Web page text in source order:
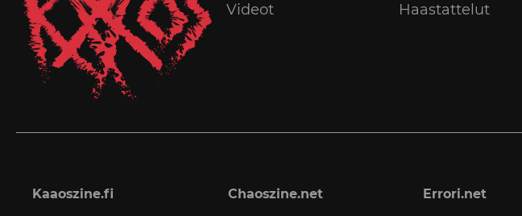
Videot
Haastattelut
Kaaoszine.fi Chaoszine.net Errori.net